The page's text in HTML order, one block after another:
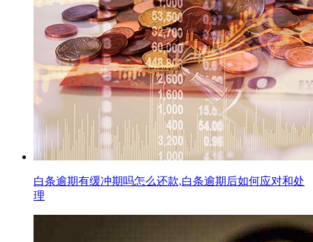
白条逾期有缓冲期吗怎么还款,白条逾期后如何应对和处
理